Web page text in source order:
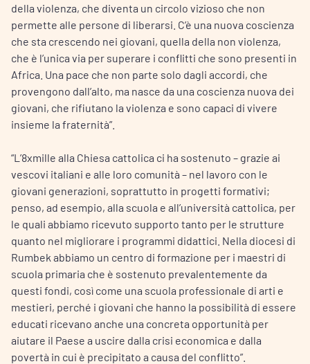
della violenza, che diventa un circolo vizioso che non
permette alle persone di liberarsi. C’è una nuova coscienza
che sta crescendo nei giovani, quella della non violenza,
che è l’unica via per superare i conflitti che sono presenti in
Africa. Una pace che non parte solo dagli accordi, che
provengono dall’alto, ma nasce da una coscienza nuova dei
giovani, che rifiutano la violenza e sono capaci di vivere
insieme la fraternità”.
“L’8xmille alla Chiesa cattolica ci ha sostenuto – grazie ai
vescovi italiani e alle loro comunità – nel lavoro con le
giovani generazioni, soprattutto in progetti formativi;
penso, ad esempio, alla scuola e all’università cattolica, per
le quali abbiamo ricevuto supporto tanto per le strutture
quanto nel migliorare i programmi didattici. Nella diocesi di
Rumbek abbiamo un centro di formazione per i maestri di
scuola primaria che è sostenuto prevalentemente da
questi fondi, così come una scuola professionale di arti e
mestieri, perché i giovani che hanno la possibilità di essere
educati ricevano anche una concreta opportunità per
aiutare il Paese a uscire dalla crisi economica e dalla
povertà in cui è precipitato a causa del conflitto”.